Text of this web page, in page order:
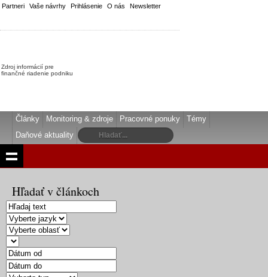
Partneri Vaše návrhy Prihlásenie O nás Newsletter
Zdroj informácií pre
finančné riadenie podniku
Články Monitoring & zdroje Pracovné ponuky
Témy
Daňové aktuality
Hľadať v článkoch